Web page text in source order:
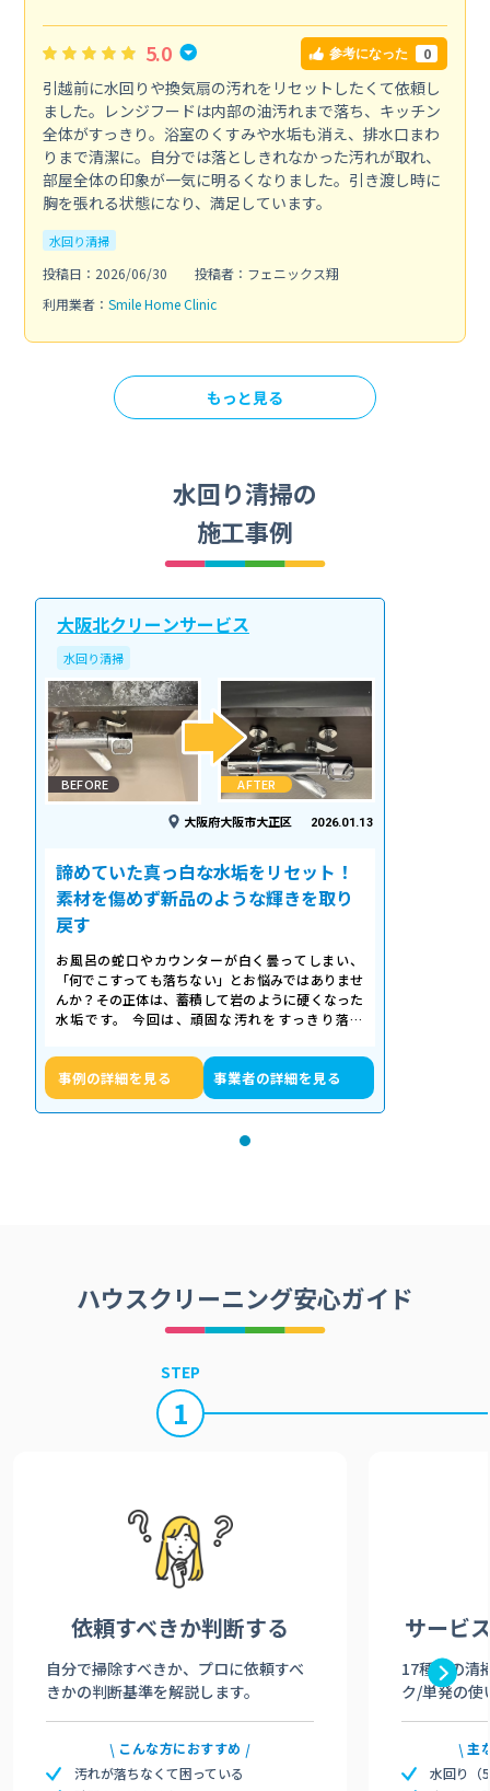
5.0 参考になった 0
引越前に水回りや換気扇の汚れをリセットしたくて依頼し
ました。レンジフードは内部の油汚れまで落ち、キッチン
全体がすっきり。浴室のくすみや水垢も消え、排水口まわ
りまで清潔に。自分では落としきれなかった汚れが取れ、
部屋全体の印象が一気に明るくなりました。引き渡し時に
胸を張れる状態になり、満足しています。
水回り清掃
投稿日：2026/06/30
投稿者：フェニックス翔
利用業者： Smile Home Clinic
もっと見る
水回り清掃の
施工事例
大阪北クリーンサービス
水回り清掃
BEFORE AFTER
大阪府大阪市大正区 2026.01.13
諦めていた真っ白な水垢をリセット！
素材を傷めず新品のような輝きを取り
戻す
お風呂の蛇口やカウンターが白く曇ってしまい、
「何でこすっても落ちない」とお悩みではありませ
んか？その正体は、蓄積して岩のように硬くなった
水垢です。 今回は、頑固な汚れをすっきり落と
事例の詳細を見る 事業者の詳細を見る
ハウスクリーニング安心ガイド
STEP
1
依頼すべきか判断する
自分で掃除すべきか、プロに依頼すべ
きかの判断基準を解説します。
こんな方におすすめ
汚れが落ちなくて困っている
サービ
17種類の清
ク/単発の使
主
水回り（